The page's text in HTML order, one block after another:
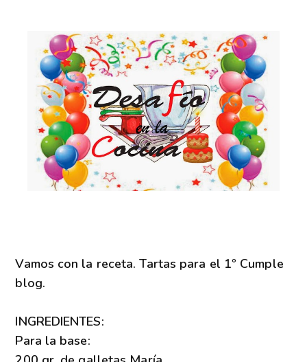
Vamos con la receta. Tartas para el 1º Cumple
blog.
INGREDIENTES:
Para la base: